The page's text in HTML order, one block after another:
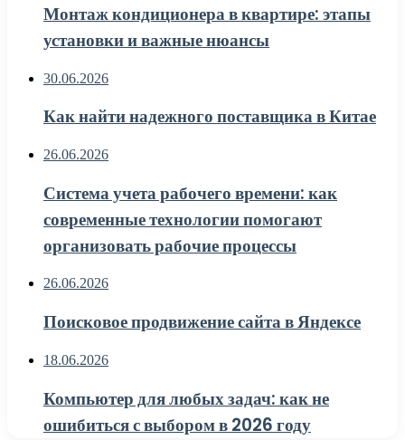
Монтаж кондиционера в квартире: этапы
установки и важные нюансы
30.06.2026
Как найти надежного поставщика в Китае
26.06.2026
Система учета рабочего времени: как
современные технологии помогают
организовать рабочие процессы
26.06.2026
Поисковое продвижение сайта в Яндексе
18.06.2026
Компьютер для любых задач: как не
ошибиться с выбором в 2026 году